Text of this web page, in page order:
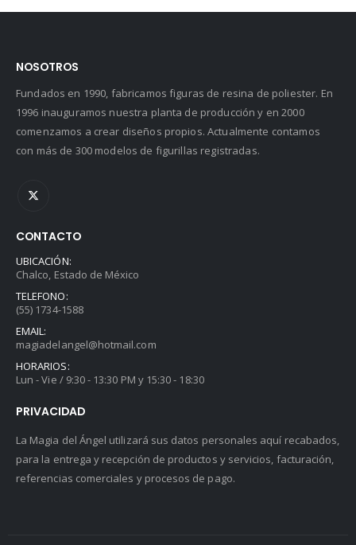
NOSOTROS
Fundados en 1990, fabricamos figuras de resina de poliester. En
1996 inauguramos nuestra planta de producción y en 2000
comenzamos a crear diseños propios. Actualmente contamos
con más de 300 modelos de figurillas registradas.
CONTACTO
UBICACIÓN:
Chalco, Estado de México
TELEFONO:
(55) 1734-1588
EMAIL:
magiadelangel@hotmail.com
HORARIOS:
Lun - Vie / 9:30 - 13:30 PM y 15:30 - 18:30
PRIVACIDAD
La Magia del Ángel utilizará sus datos personales aquí recabados,
para la entrega y recepción de productos y servicios, facturación,
referencias comerciales y procesos de pago.